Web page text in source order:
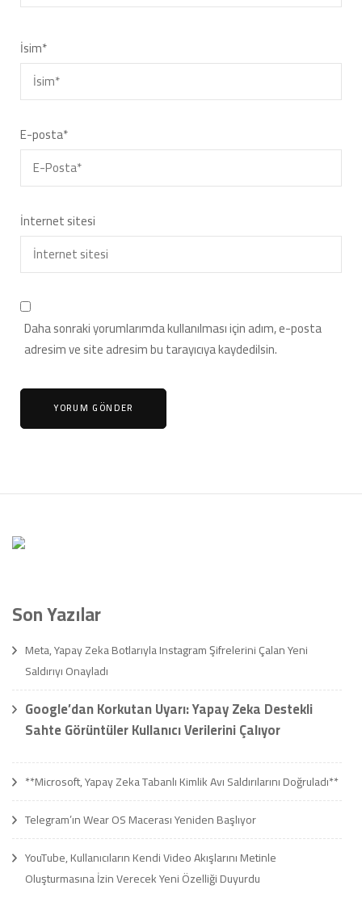
İsim*
E-posta*
İnternet sitesi
Daha sonraki yorumlarımda kullanılması için adım, e-posta
adresim ve site adresim bu tarayıcıya kaydedilsin.
Son Yazılar
Meta, Yapay Zeka Botlarıyla Instagram Şifrelerini Çalan Yeni
Saldırıyı Onayladı
Google’dan Korkutan Uyarı: Yapay Zeka Destekli
Sahte Görüntüler Kullanıcı Verilerini Çalıyor
**Microsoft, Yapay Zeka Tabanlı Kimlik Avı Saldırılarını Doğruladı**
Telegram’ın Wear OS Macerası Yeniden Başlıyor
YouTube, Kullanıcıların Kendi Video Akışlarını Metinle
Oluşturmasına İzin Verecek Yeni Özelliği Duyurdu